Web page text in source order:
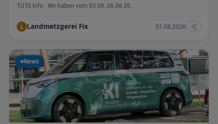
TÜTE Info : Wir haben vom 03.08.-26.08.20…
L Landmetzgerei Fix 01.08.2026
News